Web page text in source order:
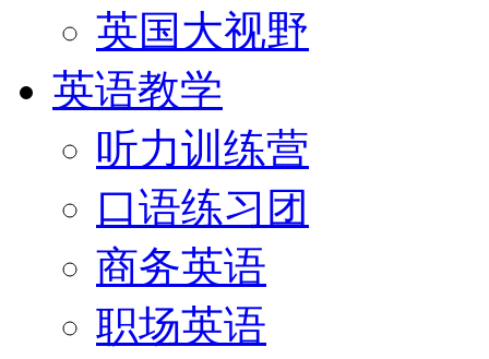
英国大视野
英语教学
听力训练营
口语练习团
商务英语
职场英语